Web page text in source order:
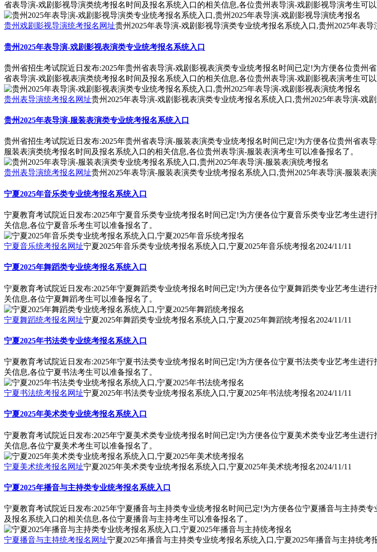
省表导演-戏剧影视导演类统考报名时间及报名系统入口的相关信息,各位贵州表导演-戏剧影视导演考生可以
贵州戏剧影视导演统考报名网址贵州2025年表导演-戏剧影视导演类专业统考报名系统入口,贵州2025年表
贵州2025年表导演-戏剧影视表演类专业统考报名系统入口
贵州省招生考试院近日发布:2025年贵州省表导演-戏剧影视表演类专业统考报名时间已定!为方便各位贵州
省表导演-戏剧影视表演类统考报名时间及报名系统入口的相关信息,各位贵州表导演-戏剧影视表演考生可以
贵州表导演统考报名网址贵州2025年表导演-戏剧影视表演类专业统考报名系统入口,贵州2025年表导演-戏
贵州2025年表导演-服装表演类专业统考报名系统入口
贵州省招生考试院近日发布:2025年贵州省表导演-服装表演类专业统考报名时间已定!为方便各位贵州省表
服装表演类统考报名时间及报名系统入口的相关信息,各位贵州表导演-服装表演考生可以准备报名了。
贵州表导演统考报名网址贵州2025年表导演-服装表演类专业统考报名系统入口,贵州2025年表导演-服装表
宁夏2025年音乐类专业统考报名系统入口
宁夏教育考试院近日发布:2025年宁夏音乐类专业统考报名时间已定!为方便各位宁夏音乐类专业艺考生进
关信息,各位宁夏音乐考生可以准备报名了。
宁夏音乐统考报名网址宁夏2025年音乐类专业统考报名系统入口,宁夏2025年音乐统考报名2024/11/11
宁夏2025年舞蹈类专业统考报名系统入口
宁夏教育考试院近日发布:2025年宁夏舞蹈类专业统考报名时间已定!为方便各位宁夏舞蹈类专业艺考生进
关信息,各位宁夏舞蹈考生可以准备报名了。
宁夏舞蹈统考报名网址宁夏2025年舞蹈类专业统考报名系统入口,宁夏2025年舞蹈统考报名2024/11/11
宁夏2025年书法类专业统考报名系统入口
宁夏教育考试院近日发布:2025年宁夏书法类专业统考报名时间已定!为方便各位宁夏书法类专业艺考生进
关信息,各位宁夏书法考生可以准备报名了。
宁夏书法统考报名网址宁夏2025年书法类专业统考报名系统入口,宁夏2025年书法统考报名2024/11/11
宁夏2025年美术类专业统考报名系统入口
宁夏教育考试院近日发布:2025年宁夏美术类专业统考报名时间已定!为方便各位宁夏美术类专业艺考生进
关信息,各位宁夏美术考生可以准备报名了。
宁夏美术统考报名网址宁夏2025年美术类专业统考报名系统入口,宁夏2025年美术统考报名2024/11/11
宁夏2025年播音与主持类专业统考报名系统入口
宁夏教育考试院近日发布:2025年宁夏播音与主持类专业统考报名时间已定!为方便各位宁夏播音与主持类
及报名系统入口的相关信息,各位宁夏播音与主持考生可以准备报名了。
宁夏播音与主持统考报名网址宁夏2025年播音与主持类专业统考报名系统入口,宁夏2025年播音与主持统考